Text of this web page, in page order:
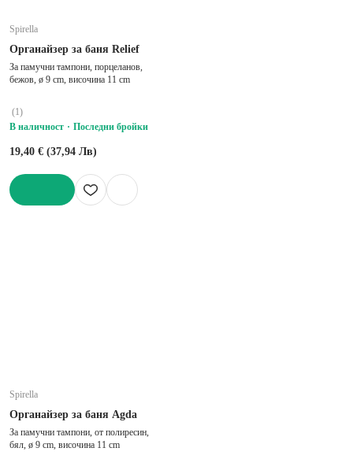
Spirella
Органайзер за баня Relief
За памучни тампони, порцеланов,
бежов, ø 9 cm, височина 11 cm
(1)
В наличност
Последни бройки
19,40 € (37,94 Лв)
Spirella
Органайзер за баня Agda
За памучни тампони, от полиресин,
бял, ø 9 cm, височина 11 cm